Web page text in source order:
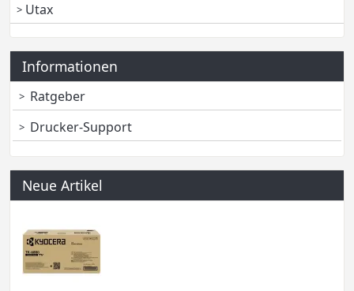
Utax
Informationen
Ratgeber
Drucker-Support
Neue Artikel